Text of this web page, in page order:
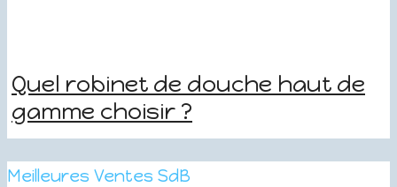
Quel robinet de douche haut de
gamme choisir ?
Meilleures Ventes SdB